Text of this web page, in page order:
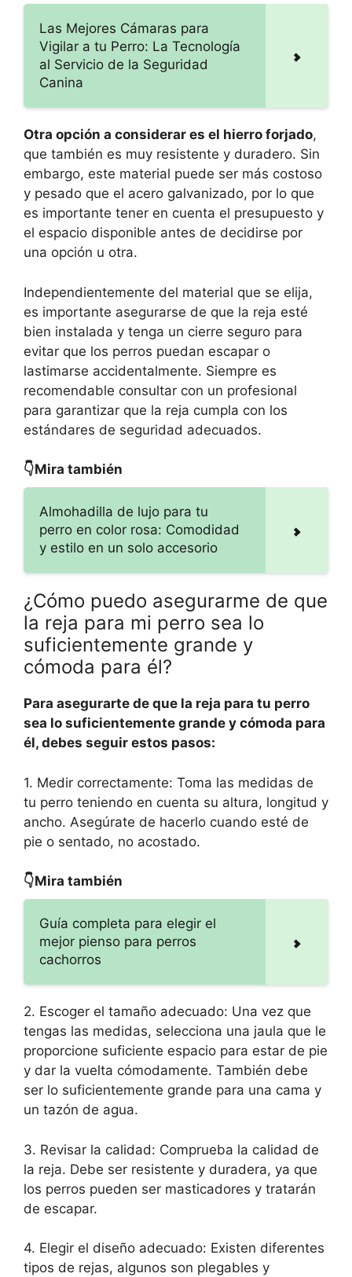
Las Mejores Cámaras para
Vigilar a tu Perro: La Tecnología
al Servicio de la Seguridad
Canina
Otra opción a considerar es el hierro forjado,
que también es muy resistente y duradero. Sin
embargo, este material puede ser más costoso
y pesado que el acero galvanizado, por lo que
es importante tener en cuenta el presupuesto y
el espacio disponible antes de decidirse por
una opción u otra.
Independientemente del material que se elija,
es importante asegurarse de que la reja esté
bien instalada y tenga un cierre seguro para
evitar que los perros puedan escapar o
lastimarse accidentalmente. Siempre es
recomendable consultar con un profesional
para garantizar que la reja cumpla con los
estándares de seguridad adecuados.
👇Mira también
Almohadilla de lujo para tu
perro en color rosa: Comodidad
y estilo en un solo accesorio
¿Cómo puedo asegurarme de que
la reja para mi perro sea lo
suficientemente grande y
cómoda para él?
Para asegurarte de que la reja para tu perro
sea lo suficientemente grande y cómoda para
él, debes seguir estos pasos:
1. Medir correctamente: Toma las medidas de
tu perro teniendo en cuenta su altura, longitud y
ancho. Asegúrate de hacerlo cuando esté de
pie o sentado, no acostado.
👇Mira también
Guía completa para elegir el
mejor pienso para perros
cachorros
2. Escoger el tamaño adecuado: Una vez que
tengas las medidas, selecciona una jaula que le
proporcione suficiente espacio para estar de pie
y dar la vuelta cómodamente. También debe
ser lo suficientemente grande para una cama y
un tazón de agua.
3. Revisar la calidad: Comprueba la calidad de
la reja. Debe ser resistente y duradera, ya que
los perros pueden ser masticadores y tratarán
de escapar.
4. Elegir el diseño adecuado: Existen diferentes
tipos de rejas, algunos son plegables y